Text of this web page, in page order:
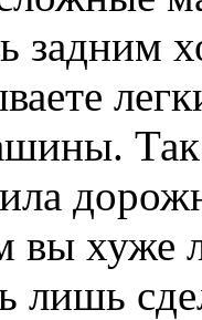
хуже
лишь